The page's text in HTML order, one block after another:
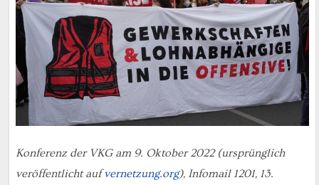
Konferenz der VKG am 9. Oktober 2022 (ursprünglich
veröffentlicht aufvernetzung.org), Infomail 1201, 13.